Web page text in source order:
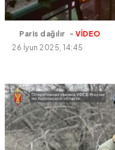
Paris dağılır - VİDEO
26 İyun 2025, 14:45